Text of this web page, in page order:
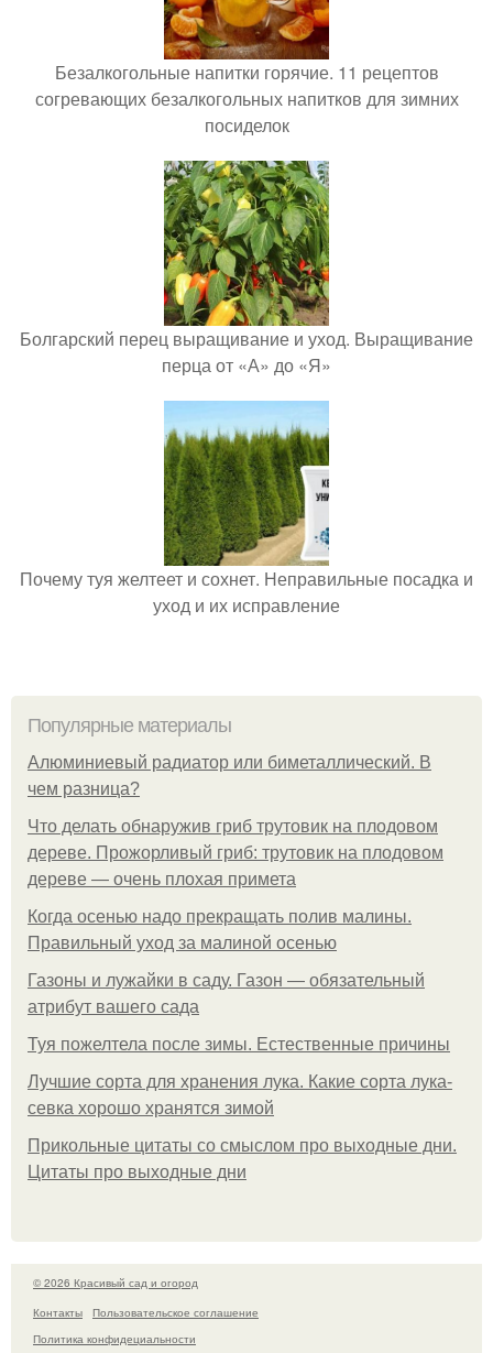
Безалкогольные напитки горячие. 11 рецептов
согревающих безалкогольных напитков для зимних
посиделок
Болгарский перец выращивание и уход. Выращивание
перца от «А» до «Я»
Почему туя желтеет и сохнет. Неправильные посадка и
уход и их исправление
Популярные материалы
Алюминиевый радиатор или биметаллический. В
чем разница?
Что делать обнаружив гриб трутовик на плодовом
дереве. Прожорливый гриб: трутовик на плодовом
дереве — очень плохая примета
Когда осенью надо прекращать полив малины.
Правильный уход за малиной осенью
Газоны и лужайки в саду. Газон — обязательный
атрибут вашего сада
Туя пожелтела после зимы. Естественные причины
Лучшие сорта для хранения лука. Какие сорта лука-
севка хорошо хранятся зимой
Прикольные цитаты со смыслом про выходные дни.
Цитаты про выходные дни
© 2026 Красивый сад и огород
Контакты
Пользовательское соглашение
Политика конфидециальности